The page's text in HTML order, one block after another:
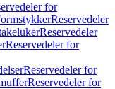
for
Reservedeler
Reservedeler
Reservedeler for
Reservedeler for
Reservedeler for